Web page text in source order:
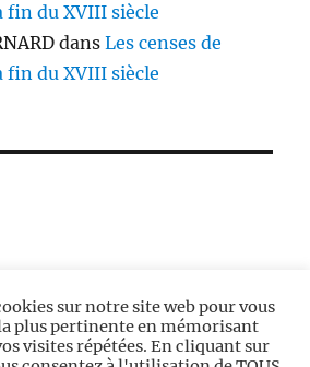
fin du XVIII siècle
dansLes censes de
fin du XVIII siècle
FR
sur notre site web pour vous
plus pertinente en mémorisant
visites répétées. En cliquant sur